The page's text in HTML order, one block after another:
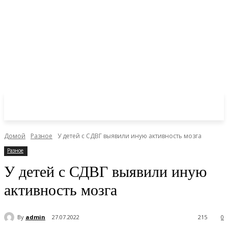
Домой Разное У детей с СДВГ выявили иную активность мозга
Разное
У детей с СДВГ выявили иную
активность мозга
By admin 27.07.2022 0
215